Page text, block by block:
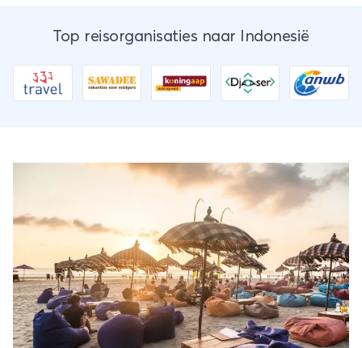
Top reisorganisaties naar Indonesië